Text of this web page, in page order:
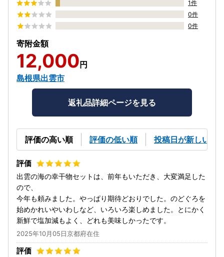
1件
0件
0件
寄附金額
12,000 円
島根県出雲市
返礼品詳細ページを見る
評価の高い順 評価の低い順 投稿日が新しい順
出雲の海の幸干物セットは、前年もいただき、大変満足した
ので、
今年も頼みました。やっぱり期待どおりでした。のどぐろを
始めかれいやいわしなど、いろいろ楽しめました。とにかく
新鮮で塩加減もよく、どれも美味しかったです。
2025年10月05日京都府在住